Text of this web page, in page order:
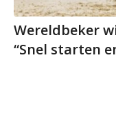
Wereldbeker
“Snel starten